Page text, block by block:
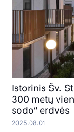
Istorinis Šv.
300 metų
sodo“ erdvės
2025.08.01